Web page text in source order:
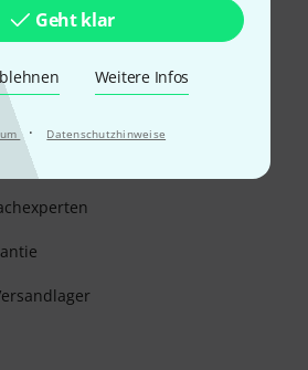
Geht klar
Weitere Infos
· Datenschutzhinweise
Garantie